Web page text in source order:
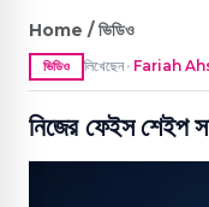
Home / ভিডিও
ভিডিও লিখেছেন ● Fariah
নিজের ফেইস শেইপ